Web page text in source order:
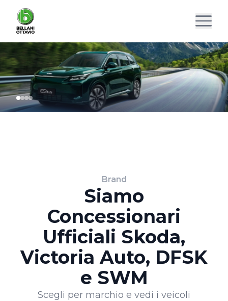
Brand
Siamo
Concessionari
Ufficiali Skoda,
Victoria Auto, DFSK
e SWM
Scegli per marchio e vedi i veicoli